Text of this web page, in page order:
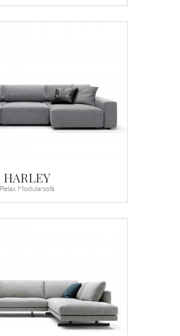
HARLEY
Relax Modularsofa